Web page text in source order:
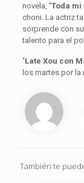
novela, ‘Toda
choni. La actriz
sorprende con
talento para el
‘Late Xou con
los martes por la
También te